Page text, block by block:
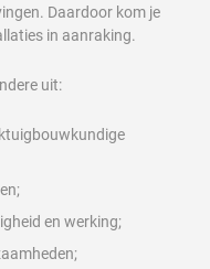
Daardoor kom je
in aanraking.
uit:
en werking;